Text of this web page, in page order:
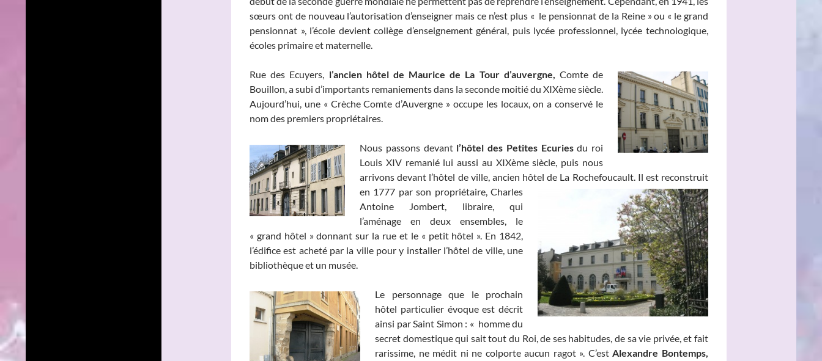
sœurs ont de nouveau l’autorisation d’enseigner mais ce n’est plus « le pensionnat de la Reine » ou « le grand
pensionnat », l’école devient collège d’enseignement général, puis lycée professionnel, lycée technologique,
écoles primaire et maternelle.
Rue des Ecuyers, l’ancien hôtel de Maurice de La Tour d’auvergne, Comte de
Bouillon, a subi d’importants remaniements dans la seconde moitié du XIXème siècle.
Aujourd’hui, une « Crèche Comte d’Auvergne » occupe les locaux, on a conservé le
nom des premiers propriétaires.
Nous passons devant l’hôtel des Petites Ecuriesdu roi
Louis XIV remanié lui aussi au XIXème siècle, puis nous
arrivons devant l’hôtel de ville, ancien hôtel de La Rochefoucault. Il est reconstruit
en 1777 par son propriétaire, Charles
Antoine Jombert, libraire, qui
l’aménage en deux ensembles, le
« grand hôtel » donnant sur la rue et le « petit hôtel ». En 1842,
l’édifice est acheté par la ville pour y installer l’hôtel de ville, une
bibliothèque et un musée.
Le personnage que le prochain
hôtel particulier évoque est décrit
ainsi par Saint Simon : « homme du
secret domestique qui sait tout du Roi, de ses habitudes, de sa vie privée, et fait
rarissime, ne médit ni ne colporte aucun ragot ». C’estAlexandre Bontemps,